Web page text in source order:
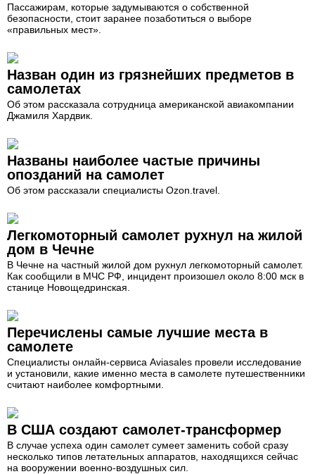
Пассажирам, которые задумываются о собственной
безопасности, стоит заранее позаботиться о выборе
«правильных мест».
Назван один из грязнейших предметов в
самолетах
Об этом рассказала сотрудница американской авиакомпании
Джамиля Хардвик.
Названы наиболее частые причины
опозданий на самолет
Об этом рассказали специалисты Ozon.travel.
Легкомоторный самолет рухнул на жилой
дом в Чечне
В Чечне на частный жилой дом рухнул легкомоторный самолет.
Как сообщили в МЧС РФ, инцидент произошел около 8:00 мск в
станице Новощедринская.
Перечислены самые лучшие места в
самолете
Специалисты онлайн-сервиса Aviasales провели исследование
и установили, какие именно места в самолете путешественники
считают наиболее комфортными.
В США создают самолет-трансформер
В случае успеха один самолет сумеет заменить собой сразу
несколько типов летательных аппаратов, находящихся сейчас
на вооружении военно-воздушных сил.